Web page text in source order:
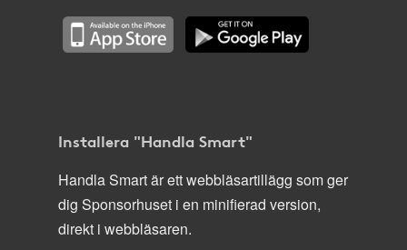
Installera "Handla Smart"
Handla Smart är ett webbläsartillägg som ger
dig Sponsorhuset i en minifierad version,
direkt i webbläsaren.